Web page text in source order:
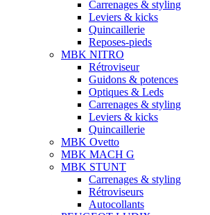
Carrenages & styling
Leviers & kicks
Quincaillerie
Reposes-pieds
MBK NITRO
Rétroviseur
Guidons & potences
Optiques & Leds
Carrenages & styling
Leviers & kicks
Quincaillerie
MBK Ovetto
MBK MACH G
MBK STUNT
Carrenages & styling
Rétroviseurs
Autocollants